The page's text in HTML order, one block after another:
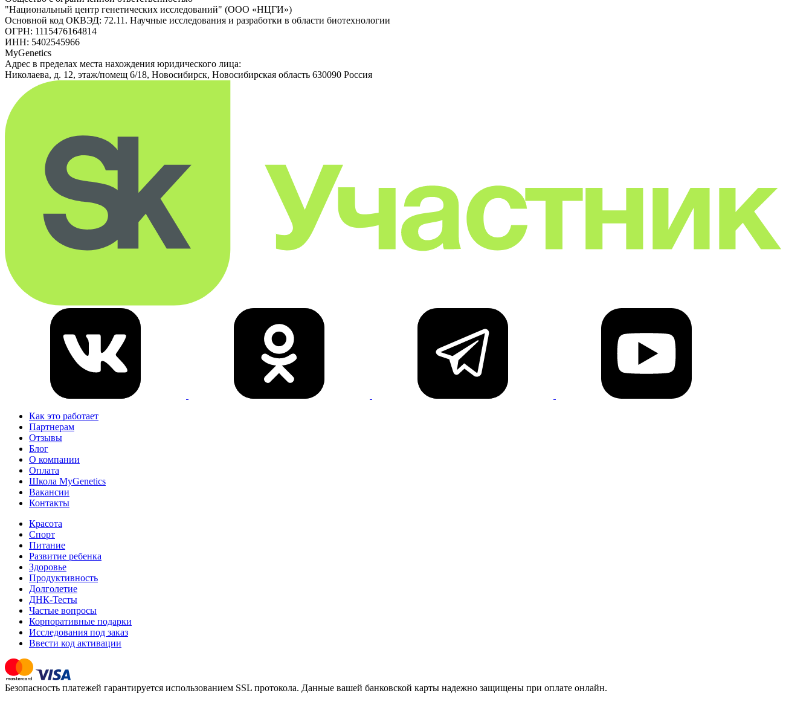
"Национальный центр генетических исследований" (ООО «НЦГИ»)
Основной код ОКВЭД: 72.11. Научные исследования и разработки в области биотехнологии
ОГРН: 1115476164814
ИНН: 5402545966
MyGenetics
Адрес в пределах места нахождения юридического лица:
Николаева, д. 12, этаж/помещ 6/18, Новосибирск, Новосибирская область 630090 Россия
Как это работает
Партнерам
Отзывы
Блог
О компании
Оплата
Школа MyGenetics
Вакансии
Контакты
Красота
Спорт
Питание
Развитие ребенка
Здоровье
Продуктивность
Долголетие
ДНК-Тесты
Частые вопросы
Корпоративные подарки
Исследования под заказ
Ввести код активации
Безопасность платежей гарантируется использованием SSL протокола. Данные вашей банковской карты надежно защищены при оплате онлайн.